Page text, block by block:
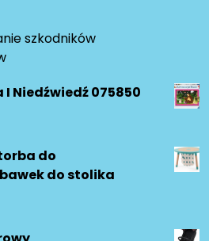
szkodników
I Niedźwiedź 075850
do
do stolika